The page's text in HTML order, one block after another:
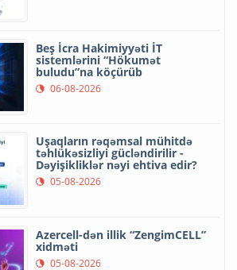
Beş İcra Hakimiyyəti İT
sistemlərini “Hökumət
buludu”na köçürüb
06-08-2026
Uşaqların rəqəmsal mühitdə
təhlükəsizliyi gücləndirilir -
Dəyişikliklər nəyi ehtiva edir?
05-08-2026
Azercell-dən illik “ZengimCELL”
xidməti
05-08-2026